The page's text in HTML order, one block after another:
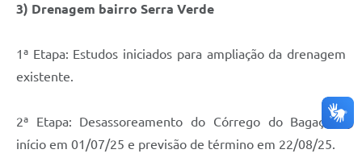
3) Drenagem bairro Serra Verde
1ª Etapa: Estudos iniciados para ampliação da drenagem
existente.
2ª Etapa: Desassoreamento do Córrego do Bagaço –
início em 01/07/25 e previsão de término em 22/08/25.